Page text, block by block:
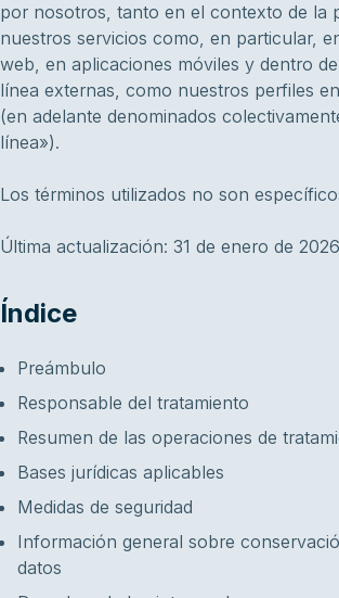
por nosotros, tanto en el contexto de la
nuestros servicios como, en particular,
web, en aplicaciones móviles y dentro
línea externas, como nuestros perfiles
(en adelante denominados
línea»).
Los términos utilizados no son
Última actualización: 31 de enero de 2026
Índice
Preámbulo
Responsable del tratamiento
Resumen de las operaciones de
Bases jurídicas aplicables
Medidas de seguridad
Información general sobre
datos